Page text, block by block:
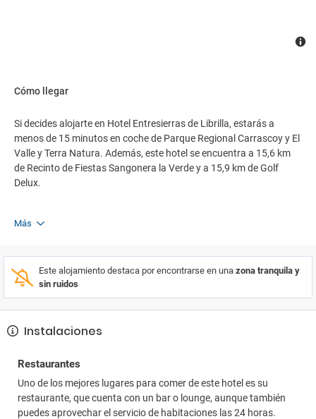
Cómo llegar
Si decides alojarte en Hotel Entresierras de Librilla, estarás a
menos de 15 minutos en coche de Parque Regional Carrascoy y El
Valle y Terra Natura. Además, este hotel se encuentra a 15,6 km
de Recinto de Fiestas Sangonera la Verde y a 15,9 km de Golf
Delux.
Más
Este alojamiento destaca por encontrarse en una zona tranquila y
sin ruidos
Instalaciones
Restaurantes
Uno de los mejores lugares para comer de este hotel es su
restaurante, que cuenta con un bar o lounge, aunque también
puedes aprovechar el servicio de habitaciones las 24 horas.